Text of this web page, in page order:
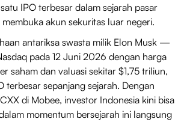
IPO terbesar dalam sejarah pasar
akun sekuritas luar negeri.
antariksa swasta milik Elon Musk —
pada 12 Juni 2026 dengan harga
saham dan valuasi sekitar $1,75 triliun,
terbesar sepanjang sejarah. Dengan
di Mobee, investor Indonesia kini bisa
momentum bersejarah ini langsung